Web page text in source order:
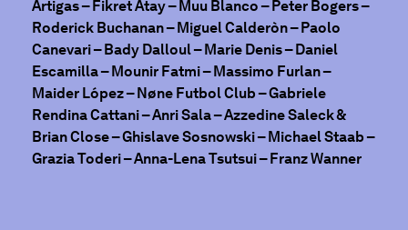
Artigas – Fikret Atay – Muu Blanco – Peter Bogers –
Roderick Buchanan – Miguel Calderòn – Paolo
Canevari – Bady Dalloul – Marie Denis – Daniel
Escamilla – Mounir Fatmi – Massimo Furlan –
Maider López – Nøne Futbol Club – Gabriele
Rendina Cattani – Anri Sala – Azzedine Saleck &
Brian Close – Ghislave Sosnowski – Michael Staab –
Grazia Toderi – Anna-Lena Tsutsui – Franz Wanner